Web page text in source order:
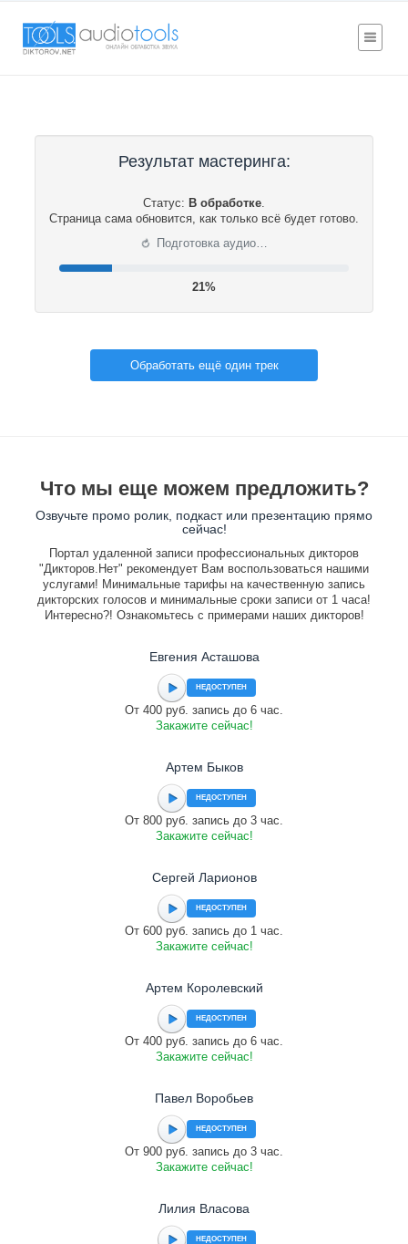
Результат мастеринга:
Статус: В обработке.
Страница сама обновится, как только всё будет готово.
⟳ Подготовка аудио…
22%
Обработать ещё один трек
Что мы еще можем предложить?
Озвучьте промо ролик, подкаст или презентацию прямо
сейчас!
Портал удаленной записи профессиональных дикторов
"Дикторов.Нет" рекомендует Вам воспользоваться нашими
услугами! Минимальные тарифы на качественную запись
дикторских голосов и минимальные сроки записи от 1 часа!
Интересно?! Ознакомьтесь с примерами наших дикторов!
Евгения Асташова
НЕДОСТУПЕН
От 400 руб. запись до 6 час.
Закажите сейчас!
Артем Быков
НЕДОСТУПЕН
От 800 руб. запись до 3 час.
Закажите сейчас!
Сергей Ларионов
НЕДОСТУПЕН
От 600 руб. запись до 1 час.
Закажите сейчас!
Артем Королевский
НЕДОСТУПЕН
От 400 руб. запись до 6 час.
Закажите сейчас!
Павел Воробьев
НЕДОСТУПЕН
От 900 руб. запись до 3 час.
Закажите сейчас!
Лилия Власова
НЕДОСТУПЕН